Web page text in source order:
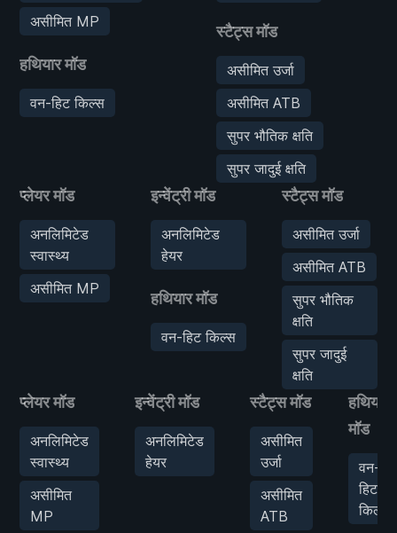
असीमित MP
हथियार मॉड
वन-हिट किल्स
स्टैट्स मॉड
असीमित उर्जा
असीमित ATB
सुपर भौतिक क्षति
सुपर जादुई क्षति
प्लेयर मॉड
अनलिमिटेड
स्वास्थ्य
असीमित MP
इन्वेंट्री मॉड
अनलिमिटेड
हेयर
हथियार मॉड
वन-हिट किल्स
स्टैट्स मॉड
असीमित उर्जा
असीमित ATB
सुपर भौतिक
क्षति
सुपर जादुई
क्षति
प्लेयर मॉड
अनलिमिटेड
स्वास्थ्य
असीमित
MP
इन्वेंट्री मॉड
अनलिमिटेड
हेयर
स्टैट्स मॉड
असीमित
उर्जा
असीमित
ATB
हथियार
मॉड
वन-
हिट
किल्स